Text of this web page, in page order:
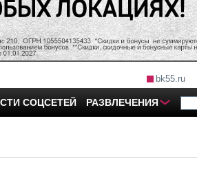
bk55.ru
СОЦСЕТЕЙ РАЗВЛЕЧЕНИЯ